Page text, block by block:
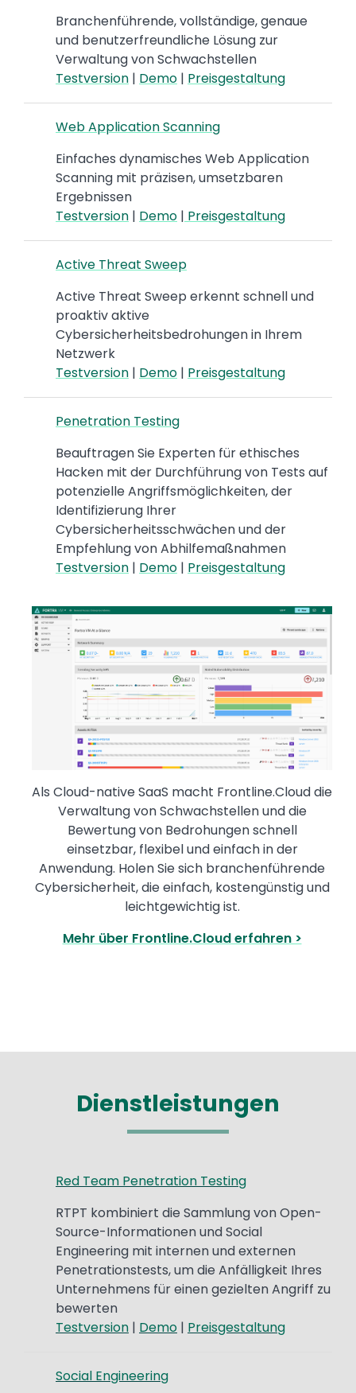
Branchenführende, vollständige, genaue
und benutzerfreundliche Lösung zur
Verwaltung von Schwachstellen
Testversion | Demo | Preisgestaltung
Web Application Scanning
Einfaches dynamisches Web Application
Scanning mit präzisen, umsetzbaren
Ergebnissen
Testversion | Demo | Preisgestaltung
Active Threat Sweep
Active Threat Sweep erkennt schnell und
proaktiv aktive
Cybersicherheitsbedrohungen in Ihrem
Netzwerk
Testversion | Demo | Preisgestaltung
Penetration Testing
Beauftragen Sie Experten für ethisches
Hacken mit der Durchführung von Tests auf
potenzielle Angriffsmöglichkeiten, der
Identifizierung Ihrer
Cybersicherheitsschwächen und der
Empfehlung von Abhilfemaßnahmen
Testversion | Demo | Preisgestaltung
Als Cloud-native SaaS macht Frontline.Cloud die
Verwaltung von Schwachstellen und die
Bewertung von Bedrohungen schnell
einsetzbar, flexibel und einfach in der
Anwendung. Holen Sie sich branchenführende
Cybersicherheit, die einfach, kostengünstig und
leichtgewichtig ist.
Mehr über Frontline.Cloud erfahren >
Dienstleistungen
Red Team Penetration Testing
RTPT kombiniert die Sammlung von Open-
Source-Informationen und Social
Engineering mit internen und externen
Penetrationstests, um die Anfälligkeit Ihres
Unternehmens für einen gezielten Angriff zu
bewerten
Testversion | Demo | Preisgestaltung
Social Engineering